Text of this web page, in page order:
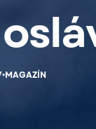
•MAGAZÍN